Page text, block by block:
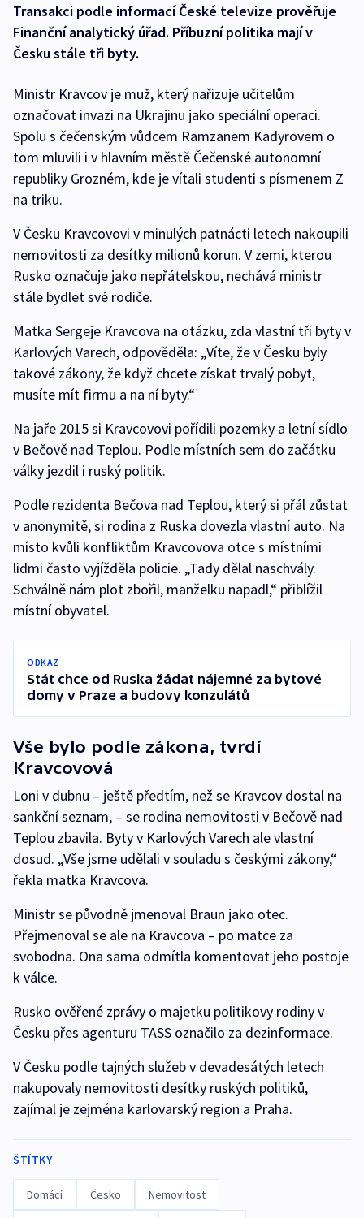
Transakci podle informací České televize prověřuje
Finanční analytický úřad. Příbuzní politika mají v
Česku stále tři byty.
Ministr Kravcov je muž, který nařizuje učitelům
označovat invazi na Ukrajinu jako speciální operaci.
Spolu s čečenským vůdcem Ramzanem Kadyrovem o
tom mluvili i v hlavním městě Čečenské autonomní
republiky Grozném, kde je vítali studenti s písmenem Z
na triku.
V Česku Kravcovovi v minulých patnácti letech nakoupili
nemovitosti za desítky milionů korun. V zemi, kterou
Rusko označuje jako nepřátelskou, nechává ministr
stále bydlet své rodiče.
Matka Sergeje Kravcova na otázku, zda vlastní tři byty v
Karlových Varech, odpověděla: „Víte, že v Česku byly
takové zákony, že když chcete získat trvalý pobyt,
musíte mít firmu a na ní byty.“
Na jaře 2015 si Kravcovovi pořídili pozemky a letní sídlo
v Bečově nad Teplou. Podle místních sem do začátku
války jezdil i ruský politik.
Podle rezidenta Bečova nad Teplou, který si přál zůstat
v anonymitě, si rodina z Ruska dovezla vlastní auto. Na
místo kvůli konfliktům Kravcovova otce s místními
lidmi často vyjížděla policie. „Tady dělal naschvály.
Schválně nám plot zbořil, manželku napadl,“ přiblížil
místní obyvatel.
ODKAZ
Stát chce od Ruska žádat nájemné za bytové
domy v Praze a budovy konzulátů
Vše bylo podle zákona, tvrdí
Kravcovová
Loni v dubnu – ještě předtím, než se Kravcov dostal na
sankční seznam, – se rodina nemovitosti v Bečově nad
Teplou zbavila. Byty v Karlových Varech ale vlastní
dosud. „Vše jsme udělali v souladu s českými zákony,“
řekla matka Kravcova.
Ministr se původně jmenoval Braun jako otec.
Přejmenoval se ale na Kravcova – po matce za
svobodna. Ona sama odmítla komentovat jeho postoje
k válce.
Rusko ověřené zprávy o majetku politikovy rodiny v
Česku přes agenturu TASS označilo za dezinformace.
V Česku podle tajných služeb v devadesátých letech
nakupovaly nemovitosti desítky ruských politiků,
zajímal je zejména karlovarský region a Praha.
ŠTÍTKY
Domácí Česko Nemovitost